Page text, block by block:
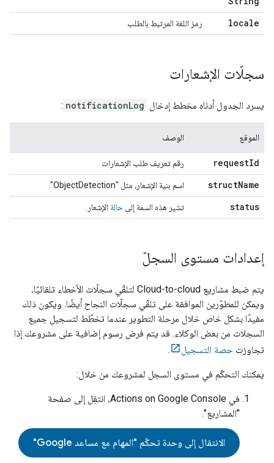
locale
رمز اللغة المرتبط بالطلب
سجلّات الإشعارات
يسرد الجدول أدناه مخطط إدخال notificationLog
:
الموقع الوصف
requestId رقم تعريف طلب الإشعارات
structName اسم بنية الإشعار، مثل "ObjectDetection".
status تشير هذه السمة إلى حالة الإشعار.
إعدادات مستوى السجلّ
يتم ضبط مشاريع Cloud-to-cloud لتلقّي سجلّات الأخطاء تلقائيًا،
ويمكن للمطوّرين الموافقة على تلقّي سجلّات النجاح أيضًا. ويكون ذلك
مفيدًا بشكل خاص خلال مرحلة التطوير عندما تخطّط لتسجيل جميع
السجلات من بعض الوكلاء. قد يتم فرض رسوم إضافية على مشروعك إذا
تجاوزت حصة التسجيل .
يمكنك التحكّم في مستوى السجل لمشروعك من خلال:
في Actions on Google Console، انتقِل إلى صفحة
"المشاريع".
الانتقال إلى وحدة تحكّم "المهام مع مساعد Google"